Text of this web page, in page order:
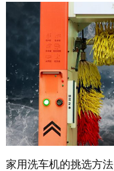
家用洗车机的挑选方法